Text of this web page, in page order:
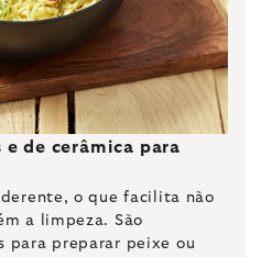
de cerâmica para
o que facilita não
a limpeza. São
para preparar peixe ou